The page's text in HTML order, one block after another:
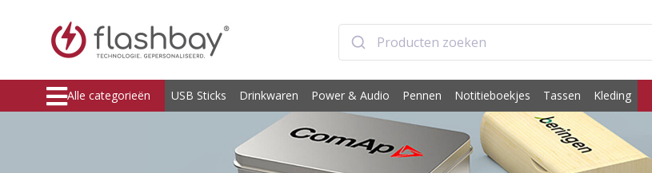
Alle categorieën USB Sticks Drinkwaren Power & Audio Pennen Notitieboekjes Tassen Kleding